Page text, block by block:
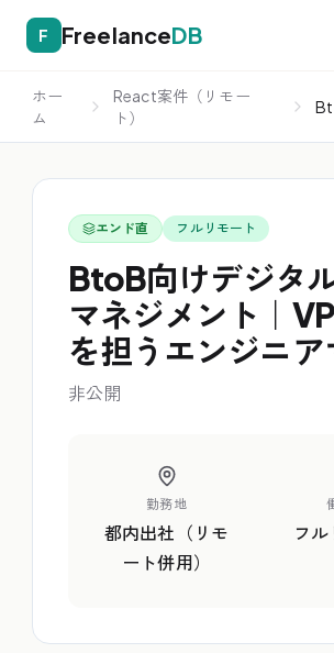
F FreelanceDB
ホー
ム
React案件（リモー
ト）
エンド直 フルリモート
BtoB向けデジタ
マネジメント｜
を担うエンジニ
非公開
勤務地
都内出社（リモ
ート併用）
フ